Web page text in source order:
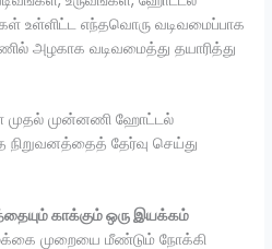
உள்ளிட்ட எந்தவொரு வடிவமைப்பாக
அழகாக வடிவமைத்து தயாரித்து
முதல் முன்னணி ஹோட்டல்
தேர்வு செய்து
காக்கும் ஒரு இயக்கம்
முறையை மீண்டும் நோக்கி